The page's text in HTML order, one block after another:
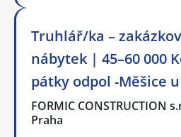
Truhlář/ka –
nábytek | 45–60 000
pátky odpol -Měšice
FORMIC CONSTRUCTION
Praha